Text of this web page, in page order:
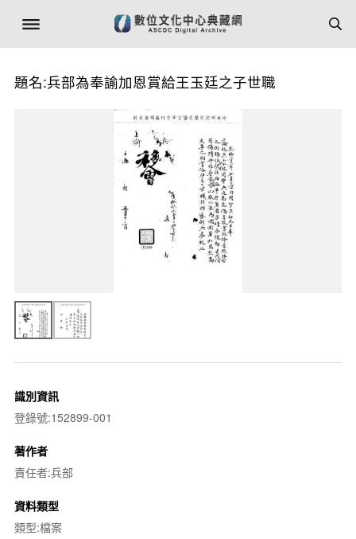
題名:兵部為奉諭加恩賞給王玉廷之子世職
識別資訊
登錄號:152899-001
著作者
責任者:兵部
資料類型
類型:檔案